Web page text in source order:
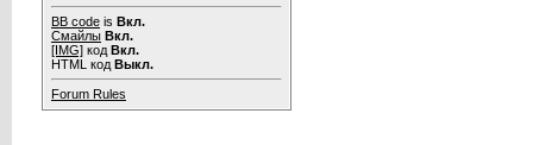
BB code is Вкл.
Смайлы Вкл.
[IMG] код Вкл.
HTML код Выкл.
Forum Rules